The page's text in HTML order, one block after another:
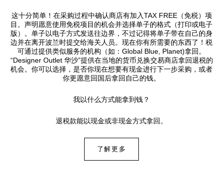
这十分简单！在采购过程中确认商店有加入TAX FREE（免税）项
目。声明愿意使用免税项目的机会并选择单子的格式（打印或电子
版）。单子以电子方式发送往边界，不过记得将单子带在自己的身
边并在离开波兰时提交给海关人员。现在你有所需要的东西了！税
可通过提供类似服务的机构（如：Global Blue, Planet)拿回。
“Designer Outlet 华沙”提供在当地的货币兑换交易商店拿回退税的
机会。 你可以选择，是否你现在想要有现金进行下一步采购，或者
你更愿意回国后拿回自己的钱。
我以什么方式能拿到钱？
退税款能以现金或非现金方式拿回。
了解更多